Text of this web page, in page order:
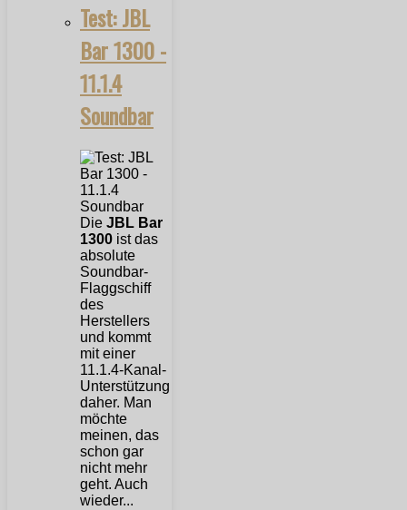
Test: JBL
Bar 1300 -
11.1.4
Soundbar
Die JBL Bar
1300 ist das
absolute
Soundbar-
Flaggschiff
des
Herstellers
und kommt
mit einer
11.1.4-Kanal-
Unterstützung
daher. Man
möchte
meinen, das
schon gar
nicht mehr
geht. Auch
wieder...